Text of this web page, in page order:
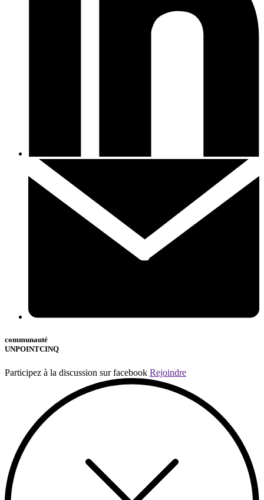
communauté
UNPOINTCINQ
Participez à la discussion sur facebook Rejoindre